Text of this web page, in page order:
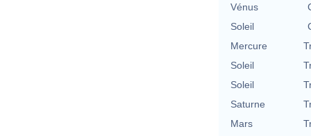
Vénus
Soleil
Mercure
Soleil
Soleil
Saturne
Mars